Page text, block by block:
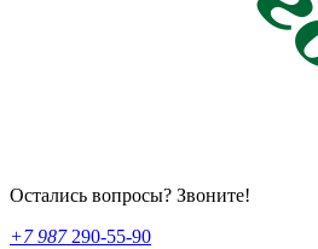
Остались вопросы? Звоните!
+7 987290-55-90